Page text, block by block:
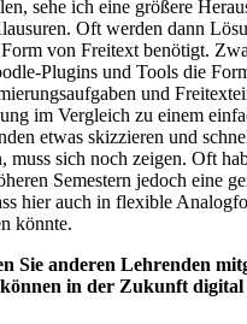
sehe ich eine größere
Oft werden dann
von Freitext benötigt.
Plugins und Tools die
und
im Vergleich zu einem
etwas skizzieren und
muss sich noch zeigen. Oft
Semestern jedoch eine
hier auch in flexible
könnte.
Sie anderen Lehrenden
in der Zukunft digital